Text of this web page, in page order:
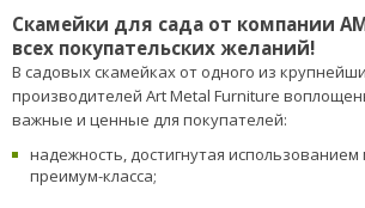
Скамейки для сада от компании
всех покупательских желаний!
В садовых скамейках от одного из
производителей Art Metal Furniture
важные и ценные для покупателей:
надежность, достигнутая
преимум-класса;